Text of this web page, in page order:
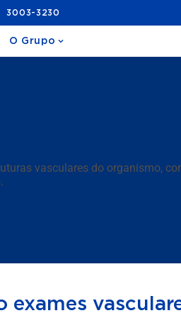
3003-3230
O Grupo
vasculares do organismo,
exames